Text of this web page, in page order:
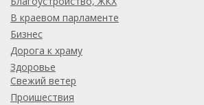
В краевом парламенте
Бизнес
Дорога к храму
Здоровье
Свежий ветер
Проишествия